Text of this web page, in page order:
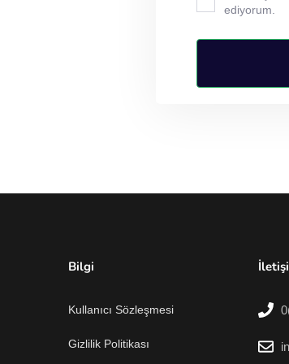
ediyorum.
Bilgi
Kullanıcı Sözleşmesi
Gizlilik Politikası